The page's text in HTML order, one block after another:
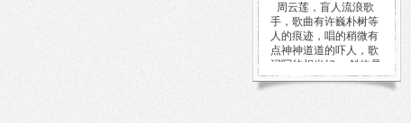
周云莲，盲人流浪歌
手，歌曲有许巍朴树等
人的痕迹，唱的稍微有
点神神道道的吓人，歌
词写的相当好。 斜体是
我最喜 […]